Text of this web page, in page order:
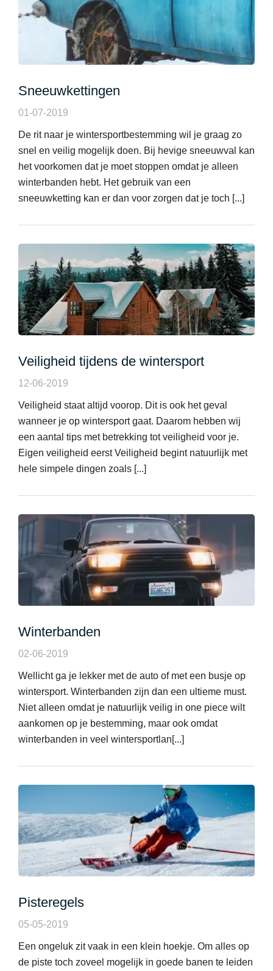
Sneeuwkettingen
01-07-2019
De rit naar je wintersportbestemming wil je graag zo
snel en veilig mogelijk doen. Bij hevige sneeuwval kan
het voorkomen dat je moet stoppen omdat je alleen
winterbanden hebt. Het gebruik van een
sneeuwketting kan er dan voor zorgen dat je toch [...]
Veiligheid tijdens de wintersport
12-06-2019
Veiligheid staat altijd voorop. Dit is ook het geval
wanneer je op wintersport gaat. Daarom hebben wij
een aantal tips met betrekking tot veiligheid voor je.
Eigen veiligheid eerst Veiligheid begint natuurlijk met
hele simpele dingen zoals [...]
Winterbanden
02-06-2019
Wellicht ga je lekker met de auto of met een busje op
wintersport. Winterbanden zijn dan een ultieme must.
Niet alleen omdat je natuurlijk veilig in one piece wilt
aankomen op je bestemming, maar ook omdat
winterbanden in veel wintersportlan[...]
Pisteregels
05-05-2019
Een ongeluk zit vaak in een klein hoekje. Om alles op
de piste toch zoveel mogelijk in goede banen te leiden